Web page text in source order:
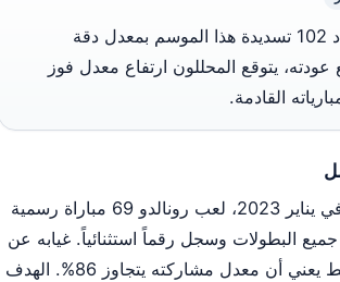
رونالدو سدد 102 تسديدة هذا الموسم بمعدل دقة
عودته، يتوقع المحللون ارتفاع معدل فوز
القادمة.
منذ انضمامه في يناير 2023، لعب رونالدو 69 مباراة رسمية
البطولات وسجل رقماً استثنائياً. غيابه عن
9 مباريات فقط يعني أن معدل مشاركته يتجاوز 86%. الهدف